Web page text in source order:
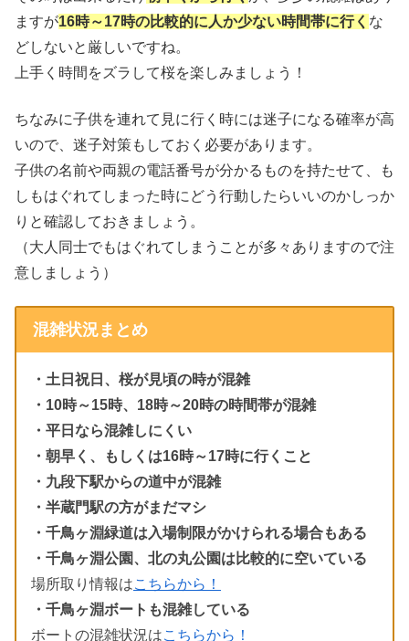
ますが16時～17時の比較的に人か少ない時間帯に行く な
どしないと厳しいですね。
上手く時間をズラして桜を楽しみましょう！
ちなみに子供を連れて見に行く時には迷子になる確率が高
いので、迷子対策もしておく必要があります。
子供の名前や両親の電話番号が分かるものを持たせて、も
しもはぐれてしまった時にどう行動したらいいのかしっか
りと確認しておきましょう。
（大人同士でもはぐれてしまうことが多々ありますので注
意しましょう）
混雑状況まとめ
・土日祝日、桜が見頃の時が混雑
・10時～15時、18時～20時の時間帯が混雑
・平日なら混雑しにくい
・朝早く、もしくは16時～17時に行くこと
・九段下駅からの道中が混雑
・半蔵門駅の方がまだマシ
・千鳥ヶ淵緑道は入場制限がかけられる場合もある
・千鳥ヶ淵公園、北の丸公園は比較的に空いている
場所取り情報はこちらから！
・千鳥ヶ淵ボートも混雑している
ボートの混雑状況はこちらから！